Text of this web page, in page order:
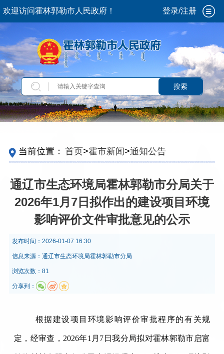
欢迎访问霍林郭勒市人民政府！ 登录/注册
搜索
当前位置： 首页>霍市新闻>通知公告
通辽市生态环境局霍林郭勒市分局关于
2026年1月7日拟作出的建设项目环境
影响评价文件审批意见的公示
发布时间： 2026-01-07 16:30
信息来源： 通辽市生态环境局霍林郭勒市分局
浏览次数：81
分享到：
根据建设项目环境影响评价审批程序的有关规
定，经审查，2026年1月7日我分局拟对霍林郭勒市启富